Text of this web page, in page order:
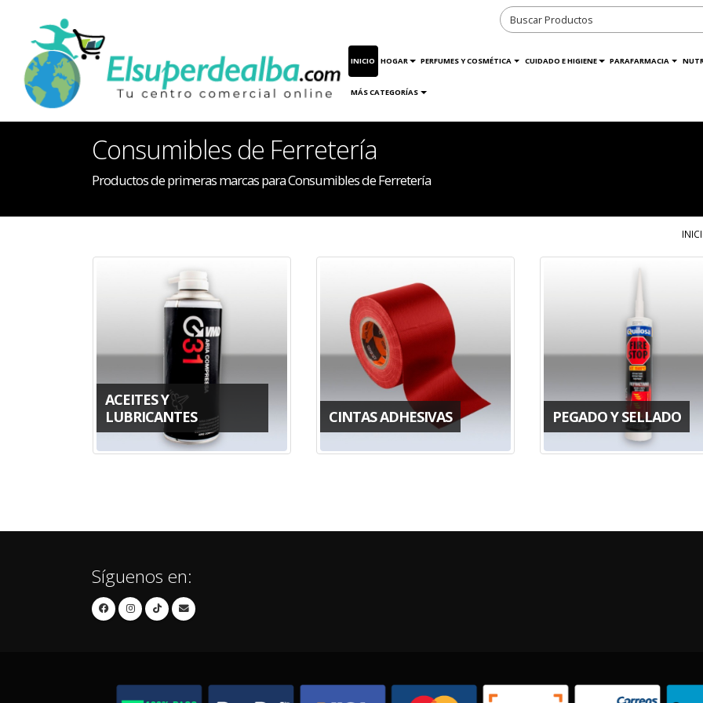
INICIO HOGAR PERFUMES Y COSMÉTICA CUIDADO E HIGIENE PARAFARMACIA
MÁS CATEGORÍAS
Consumibles de Ferretería
Productos de primeras marcas para Consumibles de Ferretería
ACEITES Y
LUBRICANTES
CINTAS ADHESIVAS PEGADO Y SELLADO
Síguenos en: